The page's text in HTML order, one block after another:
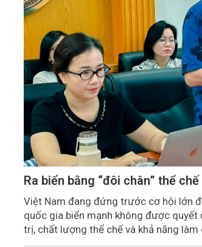
Ra biển bằng “đôi chân” thể
Việt Nam đang đứng trước cơ hội lớn
quốc gia biển mạnh không được
trị, chất lượng thể chế và khả năng
kinh tế biển xanh.